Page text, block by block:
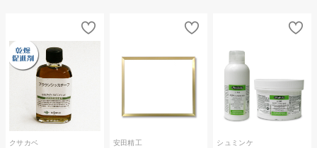
クサカベ
安田精工
シュミンケ